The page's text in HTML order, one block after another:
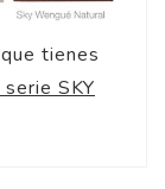
tienes
serie SKY